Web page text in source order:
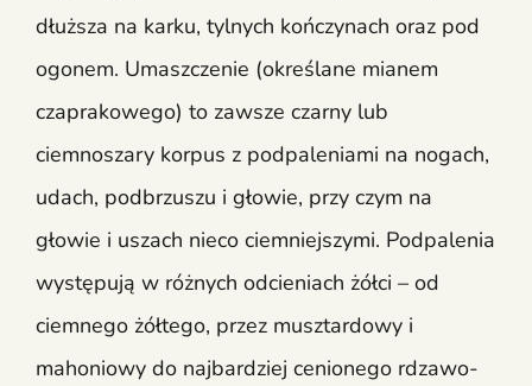
dłuższa na karku, tylnych kończynach oraz pod
ogonem. Umaszczenie (określane mianem
czaprakowego) to zawsze czarny lub
ciemnoszary korpus z podpaleniami na nogach,
udach, podbrzuszu i głowie, przy czym na
głowie i uszach nieco ciemniejszymi. Podpalenia
występują w różnych odcieniach żółci – od
ciemnego żółtego, przez musztardowy i
mahoniowy do najbardziej cenionego rdzawo-